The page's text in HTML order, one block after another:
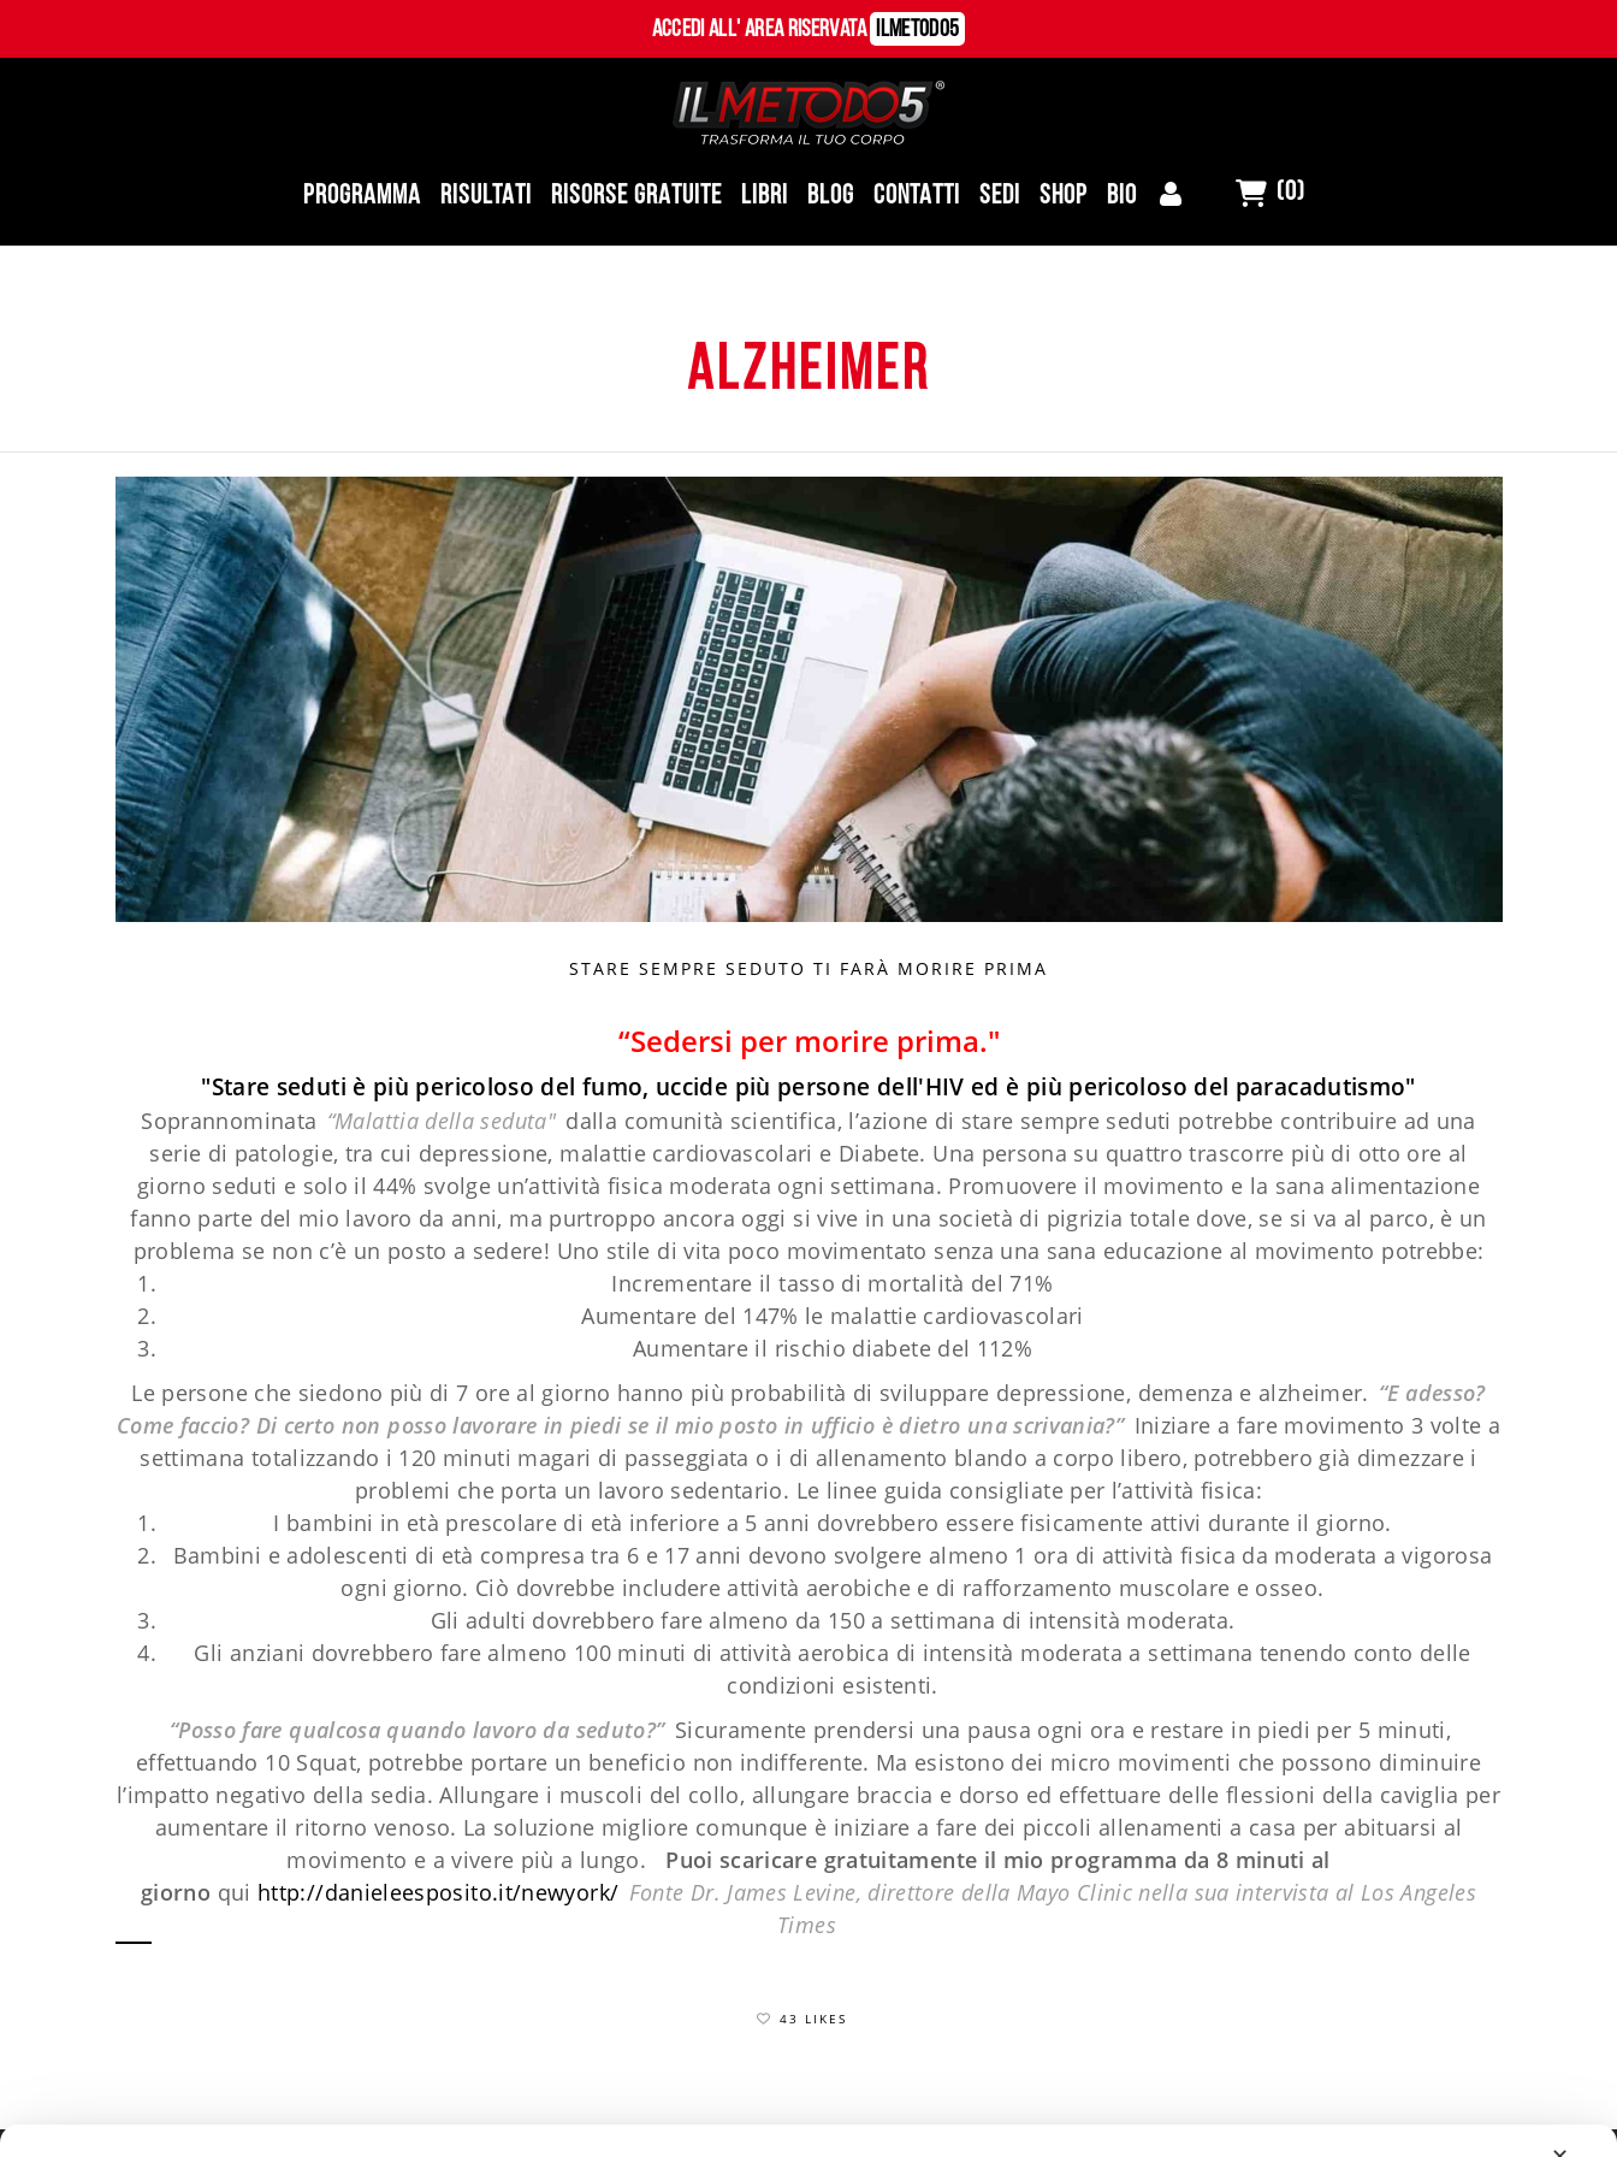
Accedi all' Area Riservata ILMetodo5
PROGRAMMA RISULTATI RISORSE GRATUITE LIBRI BLOG CONTATTI SEDI SHOP BIO (0)
alzheimer
STARE SEMPRE SEDUTO TI FARÀ MORIRE PRIMA
“Sedersi per morire prima."
"Stare seduti è più pericoloso del fumo, uccide più persone dell'HIV ed è più pericoloso del paracadutismo"
Soprannominata “Malattia della seduta" dalla comunità scientifica, l’azione di stare sempre seduti potrebbe contribuire ad una
serie di patologie, tra cui depressione, malattie cardiovascolari e Diabete. Una persona su quattro trascorre più di otto ore al
giorno seduti e solo il 44% svolge un’attività fisica moderata ogni settimana. Promuovere il movimento e la sana alimentazione
fanno parte del mio lavoro da anni, ma purtroppo ancora oggi si vive in una società di pigrizia totale dove, se si va al parco, è un
problema se non c’è un posto a sedere! Uno stile di vita poco movimentato senza una sana educazione al movimento potrebbe:
Incrementare il tasso di mortalità del 71%
Aumentare del 147% le malattie cardiovascolari
Aumentare il rischio diabete del 112%
Le persone che siedono più di 7 ore al giorno hanno più probabilità di sviluppare depressione, demenza e alzheimer. “E adesso?
Come faccio? Di certo non posso lavorare in piedi se il mio posto in ufficio è dietro una scrivania?” Iniziare a fare movimento 3 volte a
settimana totalizzando i 120 minuti magari di passeggiata o i di allenamento blando a corpo libero, potrebbero già dimezzare i
problemi che porta un lavoro sedentario. Le linee guida consigliate per l’attività fisica:
I bambini in età prescolare di età inferiore a 5 anni dovrebbero essere fisicamente attivi durante il giorno.
Bambini e adolescenti di età compresa tra 6 e 17 anni devono svolgere almeno 1 ora di attività fisica da moderata a vigorosa
ogni giorno. Ciò dovrebbe includere attività aerobiche e di rafforzamento muscolare e osseo.
Gli adulti dovrebbero fare almeno da 150 a settimana di intensità moderata.
Gli anziani dovrebbero fare almeno 100 minuti di attività aerobica di intensità moderata a settimana tenendo conto delle
condizioni esistenti.
“Posso fare qualcosa quando lavoro da seduto?” Sicuramente prendersi una pausa ogni ora e restare in piedi per 5 minuti,
effettuando 10 Squat, potrebbe portare un beneficio non indifferente. Ma esistono dei micro movimenti che possono diminuire
l’impatto negativo della sedia. Allungare i muscoli del collo, allungare braccia e dorso ed effettuare delle flessioni della caviglia per
aumentare il ritorno venoso. La soluzione migliore comunque è iniziare a fare dei piccoli allenamenti a casa per abituarsi al
movimento e a vivere più a lungo. Puoi scaricare gratuitamente il mio programma da 8 minuti al
giorno qui http://danieleesposito.it/newyork/ Fonte Dr. James Levine, direttore della Mayo Clinic nella sua intervista al Los Angeles
Times
43 LIKES